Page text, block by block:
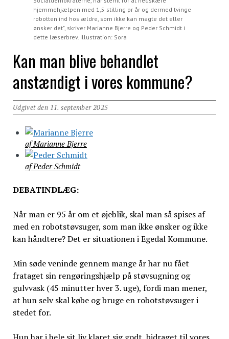
hjemmehjælpen med 1,5 stilling pr år og dermed tvinge
robotten ind hos ældre, som ikke kan magte det eller
ønsker det", skriver Marianne Bjerre og Peder Schmidt i
dette læserbrev. Illustration: Sora
Kan man blive behandlet
anstændigt i vores kommune?
Udgivet den 11. september 2025
af Marianne Bjerre
af Peder Schmidt
DEBATINDLÆG:
Når man er 95 år om et øjeblik, skal man så spises af
med en robotstøvsuger, som man ikke ønsker og ikke
kan håndtere? Det er situationen i Egedal Kommune.
Min søde veninde gennem mange år har nu fået
frataget sin rengøringshjælp på støvsugning og
gulvvask (45 minutter hver 3. uge), fordi man mener,
at hun selv skal købe og bruge en robotstøvsuger i
stedet for.